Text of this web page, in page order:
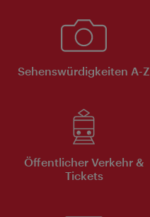
Sehenswürdigkeiten A-Z
Öffentlicher Verkehr &
Tickets